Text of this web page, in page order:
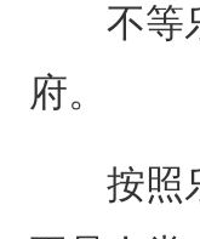
不等乐
府。
按照乐